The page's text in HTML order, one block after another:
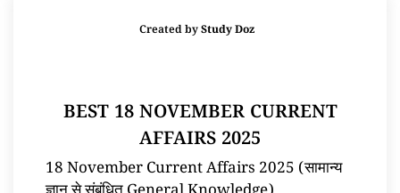
Created byStudy Doz
BEST 18 NOVEMBER CURRENT
AFFAIRS 2025
18 November Current Affairs 2025 (सामान्य